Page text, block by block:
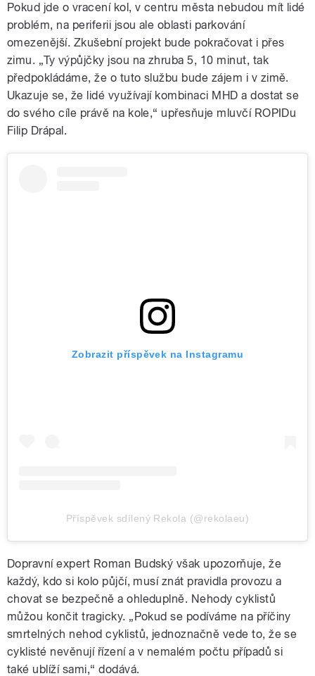
Pokud jde o vracení kol, v centru města nebudou mít lidé
problém, na periferii jsou ale oblasti parkování
omezenější. Zkušební projekt bude pokračovat i přes
zimu. „Ty výpůjčky jsou na zhruba 5, 10 minut, tak
předpokládáme, že o tuto službu bude zájem i v zimě.
Ukazuje se, že lidé využívají kombinaci MHD a dostat se
do svého cíle právě na kole,“ upřesňuje mluvčí ROPIDu
Filip Drápal.
Zobrazit příspěvek na Instagramu
Příspěvek sdílený Rekola (@rekolaeu)
Dopravní expert Roman Budský však upozorňuje, že
každý, kdo si kolo půjčí, musí znát pravidla provozu a
chovat se bezpečně a ohleduplně. Nehody cyklistů
můžou končit tragicky. „Pokud se podíváme na příčiny
smrtelných nehod cyklistů, jednoznačně vede to, že se
cyklisté nevěnují řízení a v nemalém počtu případů si
také ublíží sami,“ dodává.